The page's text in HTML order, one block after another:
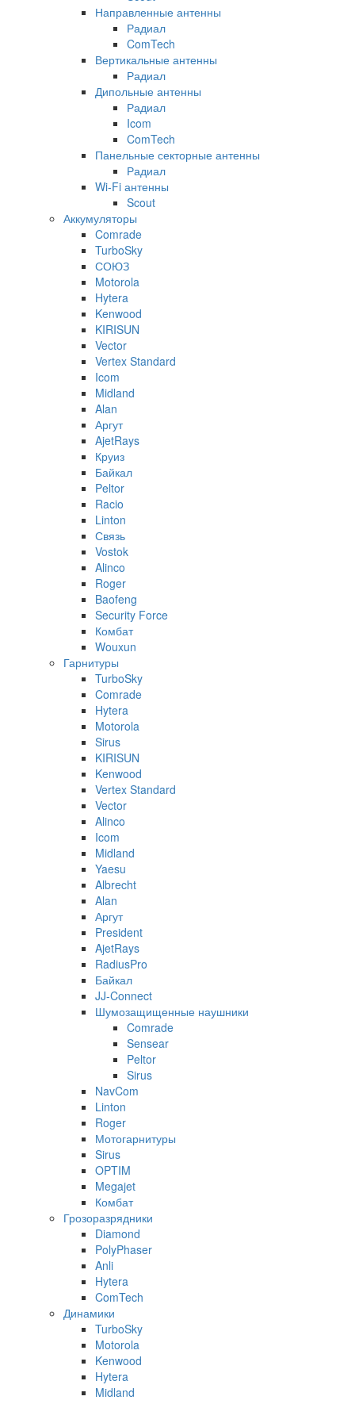
Направленные антенны
Радиал
ComTech
Вертикальные антенны
Радиал
Дипольные антенны
Радиал
Icom
ComTech
Панельные секторные антенны
Радиал
Wi-Fi антенны
Scout
Аккумуляторы
Comrade
TurboSky
СОЮЗ
Motorola
Hytera
Kenwood
KIRISUN
Vector
Vertex Standard
Icom
Midland
Alan
Аргут
AjetRays
Круиз
Байкал
Peltor
Racio
Linton
Связь
Vostok
Alinco
Roger
Baofeng
Security Force
Комбат
Wouxun
Гарнитуры
TurboSky
Comrade
Hytera
Motorola
Sirus
KIRISUN
Kenwood
Vertex Standard
Vector
Alinco
Icom
Midland
Yaesu
Albrecht
Alan
Аргут
President
AjetRays
RadiusPro
Байкал
JJ-Connect
Шумозащищенные наушники
Comrade
Sensear
Peltor
Sirus
NavCom
Linton
Roger
Мотогарнитуры
Sirus
OPTIM
Megajet
Комбат
Грозоразрядники
Diamond
PolyPhaser
Anli
Hytera
ComTech
Динамики
TurboSky
Motorola
Kenwood
Hytera
Midland